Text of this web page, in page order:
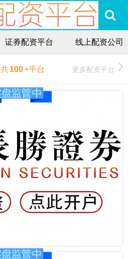
证券配资平台 线上配资公司
共100+平台 更多配资平台